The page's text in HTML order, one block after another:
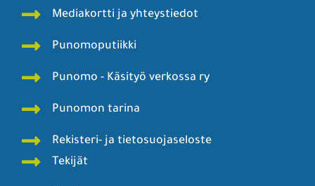
Mediakortti ja yhteystiedot
Punomoputiikki
Punomo - Käsityö verkossa ry
Punomon tarina
Rekisteri- ja tietosuojaseloste
Tekijät